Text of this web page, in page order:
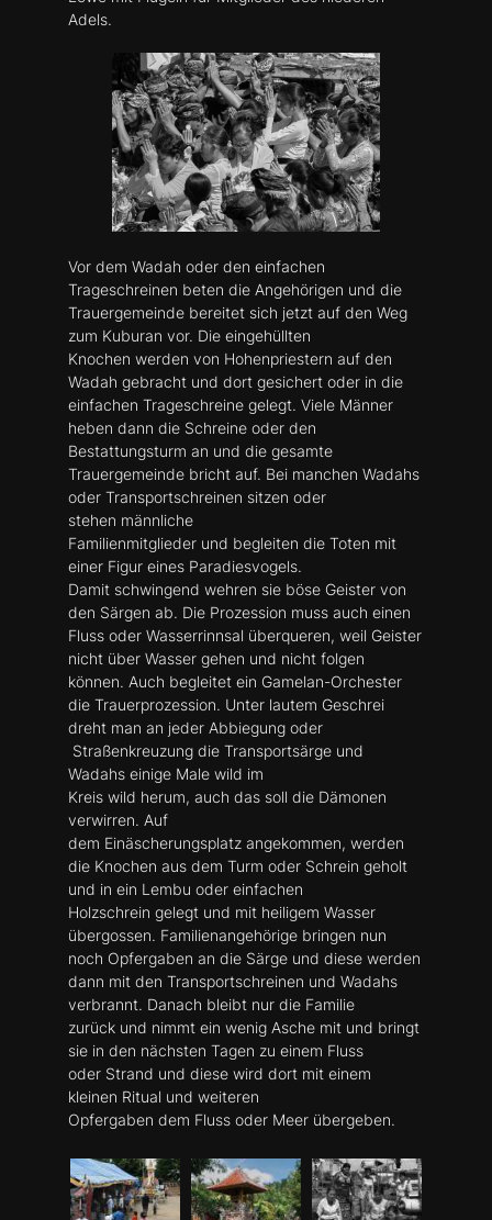
Adels.
Vor dem Wadah oder den einfachen
Trageschreinen beten die Angehörigen und die
Trauergemeinde bereitet sich jetzt auf den Weg
zum Kuburan vor. Die eingehüllten
Knochen werden von Hohenpriestern auf den
Wadah gebracht und dort gesichert oder in die
einfachen Trageschreine gelegt. Viele Männer
heben dann die Schreine oder den
Bestattungsturm an und die gesamte
Trauergemeinde bricht auf. Bei manchen Wadahs
oder Transportschreinen sitzen oder
stehen männliche
Familienmitglieder und begleiten die Toten mit
einer Figur eines Paradiesvogels.
Damit schwingend wehren sie böse Geister von
den Särgen ab. Die Prozession muss auch einen
Fluss oder Wasserrinnsal überqueren, weil Geister
nicht über Wasser gehen und nicht folgen
können. Auch begleitet ein Gamelan-Orchester
die Trauerprozession. Unter lautem Geschrei
dreht man an jeder Abbiegung oder
Straßenkreuzung die Transportsärge und
Wadahs einige Male wild im
Kreis wild herum, auch das soll die Dämonen
verwirren. Auf
dem Einäscherungsplatz angekommen, werden
die Knochen aus dem Turm oder Schrein geholt
und in ein Lembu oder einfachen
Holzschrein gelegt und mit heiligem Wasser
übergossen. Familienangehörige bringen nun
noch Opfergaben an die Särge und diese werden
dann mit den Transportschreinen und Wadahs
verbrannt. Danach bleibt nur die Familie
zurück und nimmt ein wenig Asche mit und bringt
sie in den nächsten Tagen zu einem Fluss
oder Strand und diese wird dort mit einem
kleinen Ritual und weiteren
Opfergaben dem Fluss oder Meer übergeben.